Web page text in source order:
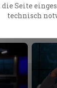
Seite
technisch